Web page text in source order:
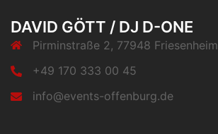
DAVID GÖTT / DJ D-ONE
Pirminstraße 2, 77948 Friesenheim
+49 170 333 00 45
info@events-offenburg.de